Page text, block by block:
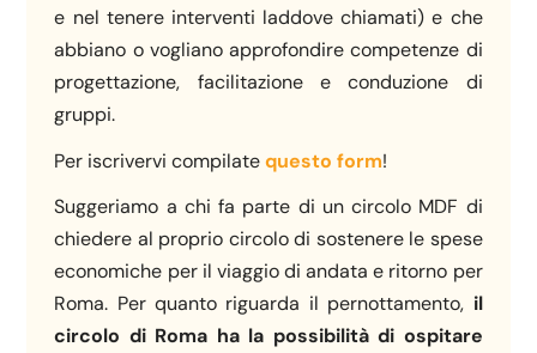
e nel tenere interventi laddove chiamati) e che
abbiano o vogliano approfondire competenze di
progettazione, facilitazione e conduzione di
gruppi.
Per iscrivervi compilatequesto form!
Suggeriamo a chi fa parte di un circolo MDF di
chiedere al proprio circolo di sostenere le spese
economiche per il viaggio di andata e ritorno per
Roma. Per quanto riguarda il pernottamento, il
circolo di Roma ha la possibilità di ospitare